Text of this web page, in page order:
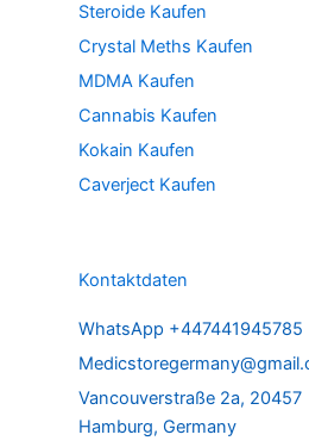
Steroide Kaufen
Crystal Meths Kaufen
MDMA Kaufen
Cannabis Kaufen
Kokain Kaufen
Caverject Kaufen
Kontaktdaten
WhatsApp +447441945785
Vancouverstraße 2a, 20457
Hamburg, Germany